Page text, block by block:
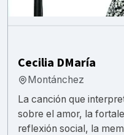
Cecilia DMaría
Montánchez
La canción que
sobre el amor, la
reflexión social, la